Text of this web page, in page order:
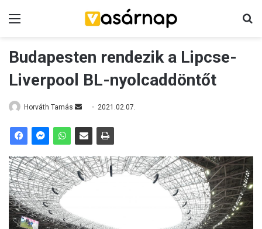
Budapesten rendezik a Lipcse-
Liverpool BL-nyolcaddöntőt
Horváth Tamás
n
a
n
a
2021.02.07.